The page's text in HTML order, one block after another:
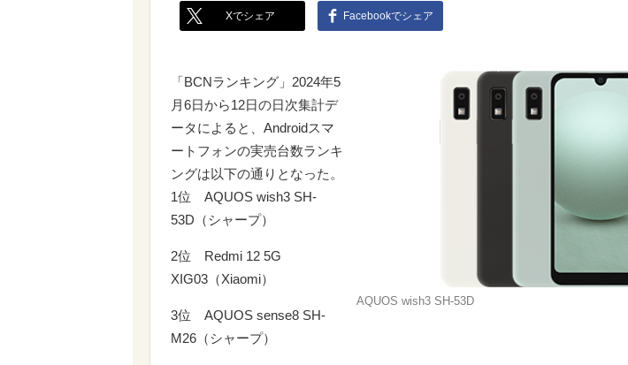
Xでシェア Facebookでシェア
AQUOS wish3 SH-53D
「BCNランキング」2024年5
月6日から12日の日次集計デ
ータによると、Androidスマ
ートフォンの実売台数ランキ
ングは以下の通りとなった。
1位 AQUOS wish3 SH-
53D（シャープ）
2位 Redmi 12 5G
XIG03（Xiaomi）
3位 AQUOS sense8 SH-
M26（シャープ）